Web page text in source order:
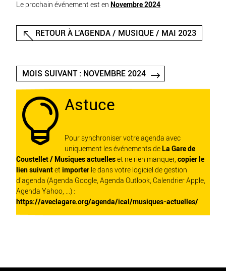
Le prochain événement est en Novembre 2024
RETOUR À L'AGENDA / MUSIQUE / MAI 2023
MOIS SUIVANT : NOVEMBRE 2024
 Astuce
Pour synchroniser votre agenda avec
uniquement les événements de La Gare de
Coustellet / Musiques actuelleset ne rien manquer, copier le
lien suivantet importer le dans votre logiciel de gestion
d'agenda (Agenda Google, Agenda Outlook, Calendrier Apple,
Agenda Yahoo, ...) :
https://aveclagare.org/agenda/ical/musiques-actuelles/